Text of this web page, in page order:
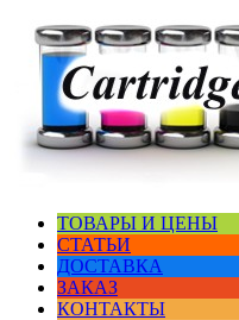
ТОВАРЫ И ЦЕНЫ
СТАТЬИ
ДОСТАВКА
ЗАКАЗ
КОНТАКТЫ